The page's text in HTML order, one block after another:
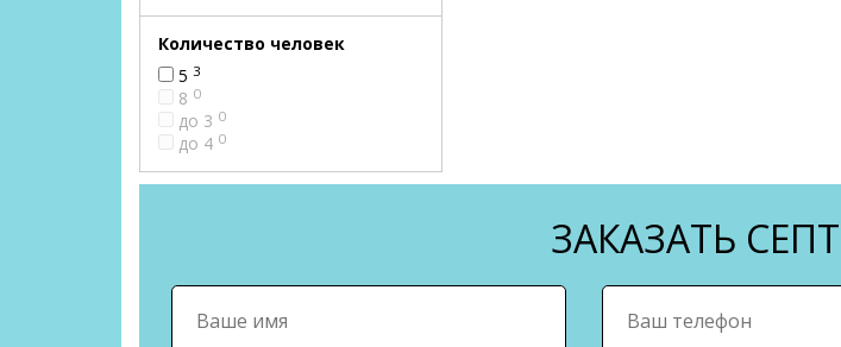
Количество человек
5 3
8 0
до 3 0
до 4 0
ЗАКАЗАТЬ